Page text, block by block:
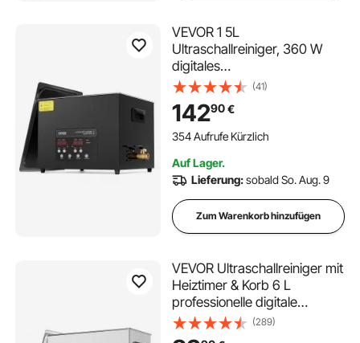
VEVOR 1 5L
Ultraschallreiniger, 360 W
digitales
Ultraschallreinigungsgerät
mit Schonmodus, 40 kHz
industrieller
Ultraschallreiniger mit
Schmuck, Werkzeuge
(41)
14290€
354 Aufrufe Kürzlich
Auf Lager.
Lieferung:sobald So. Aug. 9
Zum Warenkorb hinzufügen
VEVOR Ultraschallreiniger mit
Heiztimer & Korb 6 L
professionelle digitale
Schallkavitationsmaschine,
180 W Reinigungsmaschine
(289)